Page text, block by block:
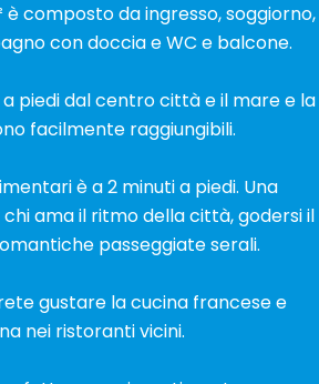
è composto da ingresso, soggiorno,
con doccia e WC e balcone.
piedi dal centro città e il mare e la
facilmente raggiungibili.
è a 2 minuti a piedi. Una
ama il ritmo della città, godersi il
passeggiate serali.
gustare la cucina francese e
nei ristoranti vicini.